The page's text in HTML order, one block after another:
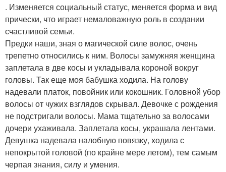
. Изменяется социальный статус, меняется форма и вид
прически, что играет немаловажную роль в создании
счастливой семьи.
Предки наши, зная о магической силе волос, очень
трепетно относились к ним. Волосы замужняя женщина
заплетала в две косы и укладывала короной вокруг
головы. Так еще моя бабушка ходила. На голову
надевали платок, повойник или кокошник. Головной убор
волосы от чужих взглядов скрывал. Девочке с рождения
не подстригали волосы. Мама тщательно за волосами
дочери ухаживала. Заплетала косы, украшала лентами.
Девушка надевала налобную повязку, ходила с
непокрытой головой (по крайне мере летом), тем самым
черпая знания, силу и умения.